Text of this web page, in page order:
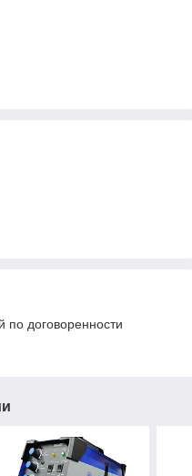
по договоренности